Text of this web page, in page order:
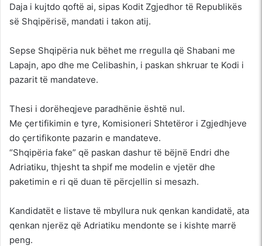
Daja i kujtdo qoftë ai, sipas Kodit Zgjedhor të Republikës
së Shqipërisë, mandati i takon atij.
Sepse Shqipëria nuk bëhet me rregulla që Shabani me
Lapajn, apo dhe me Celibashin, i paskan shkruar te Kodi i
pazarit të mandateve.
Thesi i dorëheqjeve paradhënie është nul.
Me çertifikimin e tyre, Komisioneri Shtetëror i Zgjedhjeve
do çertifikonte pazarin e mandateve.
“Shqipëria fake” që paskan dashur të bëjnë Endri dhe
Adriatiku, thjesht ta shpif me modelin e vjetër dhe
paketimin e ri që duan të përcjellin si mesazh.
Kandidatët e listave të mbyllura nuk qenkan kandidatë, ata
qenkan njerëz që Adriatiku mendonte se i kishte marrë
peng.